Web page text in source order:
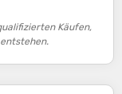
Käufen,